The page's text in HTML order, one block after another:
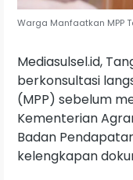
Warga Manfaatkan MPP
Mediasulsel.id,
berkonsultasi
(MPP) sebelum
Kementerian
Badan
kelengkapan